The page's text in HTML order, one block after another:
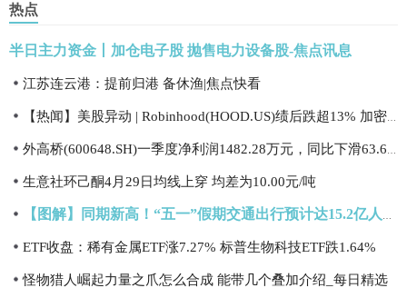
热点
半日主力资金丨加仓电子股 抛售电力设备股-焦点讯息
江苏连云港：提前归港 备休渔|焦点快看
生意社环己酮4月29日均线上穿 均差为10.00元/吨
ETF收盘：稀有金属ETF涨7.27% 标普生物科技ETF跌1.64%
怪物猎人崛起力量之爪怎么合成 能带几个叠加介绍_每日精选